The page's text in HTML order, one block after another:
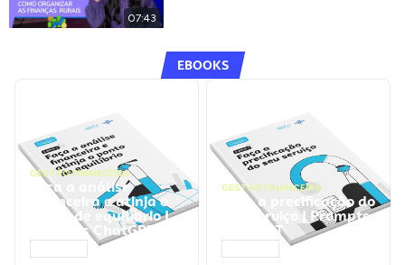
07:43
EBOOKS
GESTÃO FINANCEIRA
Faça a análise
financeira e atinja o
ponto de equilíbrio |
Prompts ChatGPT
GESTÃO FINANCEIRA
Faça a precificação do
seu serviço | Prompts
ChatGPT